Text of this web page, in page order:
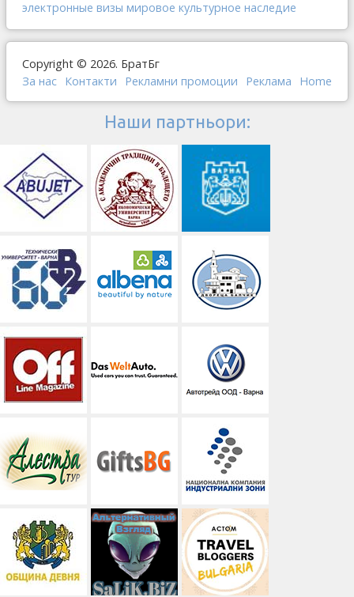
электронные визы мировое культурное наследие
Copyright © 2026. БратБг
За нас Контакти Рекламни промоции Реклама Home
Наши партньори: